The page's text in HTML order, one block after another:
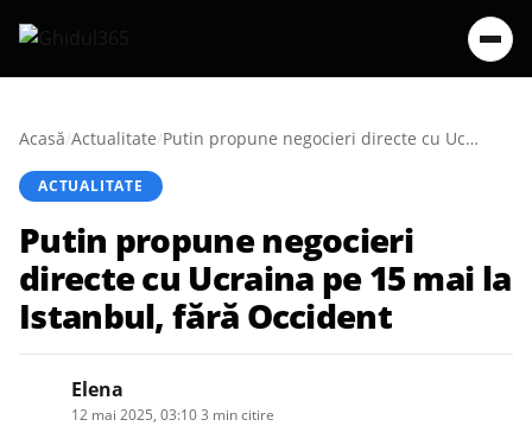
Acasă/Actualitate/ Putin propune negocieri directe cu Ucraina pe 15 mai la Istanbul, fără Occident
ACTUALITATE
Putin propune negocieri
directe cu Ucraina pe 15 mai la
Istanbul, fără Occident
Elena
12 mai 2025, 03:103 min citire